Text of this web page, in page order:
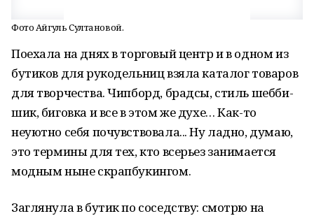
Фото Айгуль Султановой.
Поехала на днях в торговый центр и в одном из
бутиков для рукодельниц взяла каталог товаров
для творчества. Чипборд, брадсы, стиль шебби-
шик, биговка и все в этом же духе… Как-то
неуютно себя почувствовала... Ну ладно, думаю,
это термины для тех, кто всерьез занимается
модным ныне скрапбукингом.
Заглянула в бутик по соседству: смотрю на